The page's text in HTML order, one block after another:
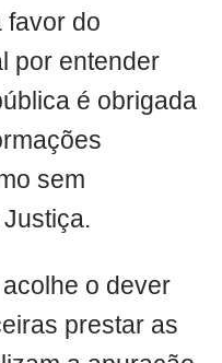
favor do
por entender
é obrigada
sem
o dever
prestar as